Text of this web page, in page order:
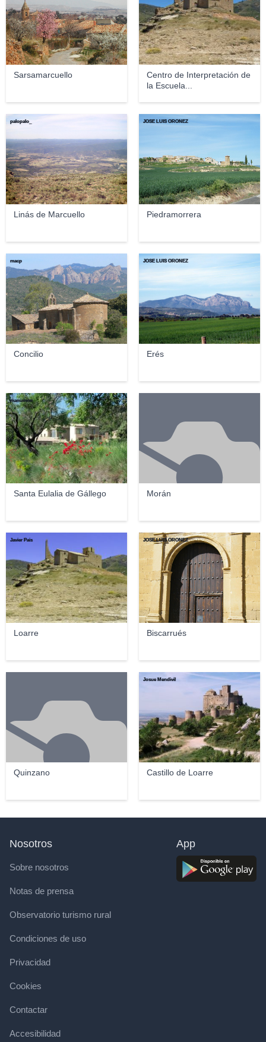
Sarsamarcuello
Centro de Interpretación de
la Escuela...
Linás de Marcuello
palopalo_
Piedramorrera
JOSE LUIS OROÑEZ
Concilio
macp
Erés
JOSE LUIS OROÑEZ
Santa Eulalia de Gállego
manumrm
Morán
Loarre
Javier Pais
Biscarrués
JOSE LUIS OROÑEZ
Quinzano Castillo de Loarre
Josue Mendivil
Nosotros
Sobre nosotros
Notas de prensa
Observatorio turismo rural
Condiciones de uso
Privacidad
Cookies
Contactar
Accesibilidad
App